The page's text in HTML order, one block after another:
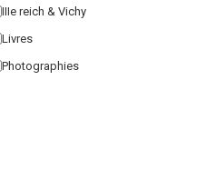
IIIe reich & Vichy
Livres
Photographies